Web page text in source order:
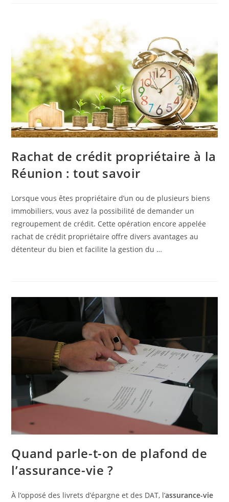
Rachat de crédit propriétaire à la
Réunion : tout savoir
Lorsque vous êtes propriétaire d’un ou de plusieurs biens
immobiliers, vous avez la possibilité de demander un
regroupement de crédit. Cette opération encore appelée
rachat de crédit propriétaire offre divers avantages au
détenteur du bien et facilite la gestion du …
Quand parle-t-on de plafond de
l’assurance-vie ?
À l’opposé des livrets d’épargne et des DAT, l’assurance-vie